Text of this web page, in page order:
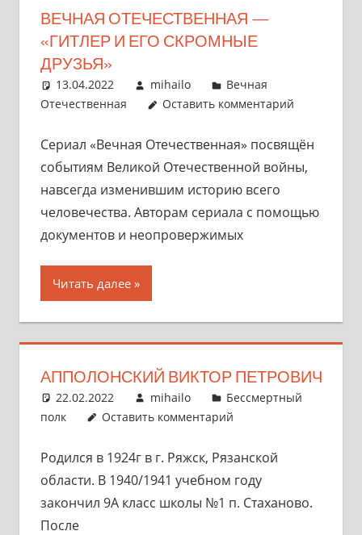
ВЕЧНАЯ ОТЕЧЕСТВЕННАЯ —
«ГИТЛЕР И ЕГО СКРОМНЫЕ
ДРУЗЬЯ»
13.04.2022 mihailo
Вечная
Отечественная
Оставить комментарий
Сериал «Вечная Отечественная» посвящён
событиям Великой Отечественной войны,
навсегда изменившим историю всего
человечества. Авторам сериала с помощью
документов и неопровержимых
Читать далее
АППОЛОНСКИЙ ВИКТОР ПЕТРОВИЧ
22.02.2022 mihailo
Бессмертный
полк
Оставить комментарий
Родился в 1924г в г. Ряжск, Рязанской
области. В 1940/1941 учебном году
закончил 9А класс школы №1 п. Стаханово.
После